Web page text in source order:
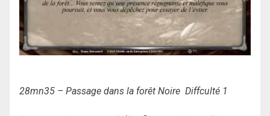
28mn35 – Passage dans la forêt Noire Diffculté 1